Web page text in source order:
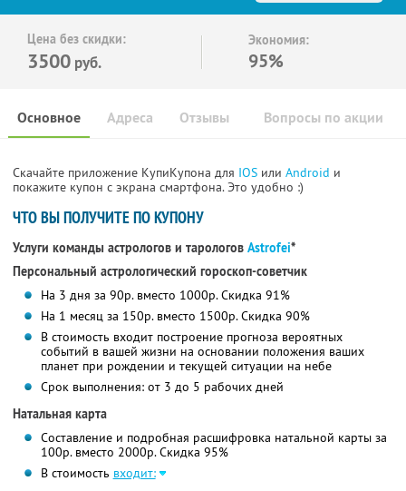
Цена без скидки:
3500 руб.
Экономия:
95%
Основное Отзывы Вопросы по акции
Адреса
Скачайте приложение КупиКупона для IOS или Android и
покажите купон с экрана смартфона. Это удобно :)
ЧТО ВЫ ПОЛУЧИТЕ ПО КУПОНУ
Услуги команды астрологов и тарологов Astrofei*
Персональный астрологический гороскоп-советчик
На 3 дня за 90р. вместо 1000р. Скидка 91%
На 1 месяц за 150р. вместо 1500р. Скидка 90%
В стоимость входит построение прогноза вероятных
событий в вашей жизни на основании положения ваших
планет при рождении и текущей ситуации на небе
Срок выполнения: от 3 до 5 рабочих дней
Натальная карта
Составление и подробная расшифровка натальной карты за
100р. вместо 2000р. Скидка 95%
В стоимость входит: